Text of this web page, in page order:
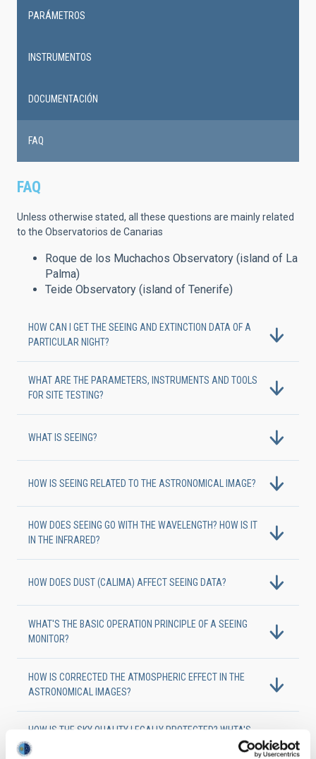
FAQ
Unless otherwise stated, all these questions are mainly related
to the Observatorios de Canarias
Roque de los Muchachos Observatory (island of La
Palma)
Teide Observatory (island of Tenerife)
HOW CAN I GET THE SEEING AND EXTINCTION DATA OF A
PARTICULAR NIGHT?
WHAT ARE THE PARAMETERS, INSTRUMENTS AND TOOLS
FOR SITE TESTING?
WHAT IS SEEING?
HOW IS SEEING RELATED TO THE ASTRONOMICAL IMAGE?
HOW DOES SEEING GO WITH THE WAVELENGTH? HOW IS IT
IN THE INFRARED?
HOW DOES DUST (CALIMA) AFFECT SEEING DATA?
WHAT'S THE BASIC OPERATION PRINCIPLE OF A SEEING
MONITOR?
HOW IS CORRECTED THE ATMOSPHERIC EFFECT IN THE
ASTRONOMICAL IMAGES?
HOW IS THE SKY QUALITY LEGALLY PROTECTED? WHTA'S
THE SKY LAW (LEY DEL CIELO)?
PARÁMETROS
INSTRUMENTOS
DOCUMENTACIÓN
FAQ